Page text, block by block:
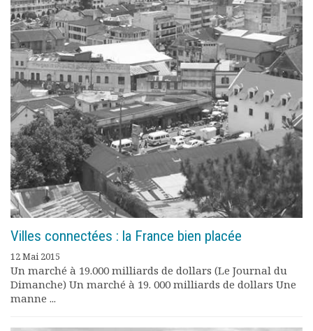
Villes connectées : la France bien placée
12 Mai 2015
Un marché à 19.000 milliards de dollars (Le Journal du
Dimanche) Un marché à 19. 000 milliards de dollars Une
manne ...